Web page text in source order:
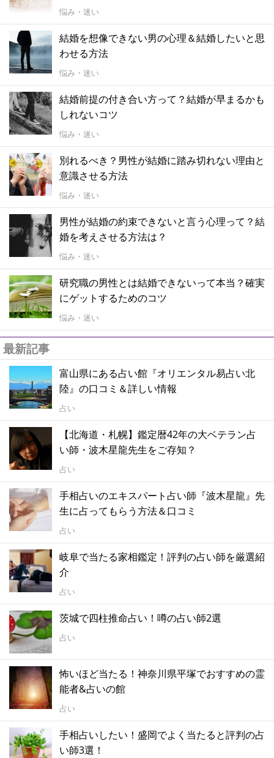
悩み・迷い
結婚を想像できない男の心理＆結婚したいと思
わせる方法
悩み・迷い
結婚前提の付き合い方って？結婚が早まるかも
しれないコツ
悩み・迷い
別れるべき？男性が結婚に踏み切れない理由と
意識させる方法
悩み・迷い
男性が結婚の約束できないと言う心理って？結
婚を考えさせる方法は？
悩み・迷い
研究職の男性とは結婚できないって本当？確実
にゲットするためのコツ
悩み・迷い
最新記事
富山県にある占い館『オリエンタル易占い北
陸』の口コミ＆詳しい情報
占い
【北海道・札幌】鑑定暦42年の大ベテラン占
い師・波木星龍先生をご存知？
占い
手相占いのエキスパート占い師『波木星龍』先
生に占ってもらう方法＆口コミ
占い
岐阜で当たる家相鑑定！評判の占い師を厳選紹
介
占い
茨城で四柱推命占い！噂の占い師2選
占い
怖いほど当たる！神奈川県平塚でおすすめの霊
能者&占いの館
占い
手相占いしたい！盛岡でよく当たると評判の占
い師3選！